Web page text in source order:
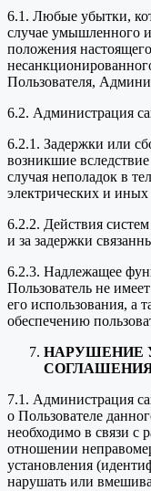
6.1. Любые убытки,
случае умышленного
положения
Пользователя,
6.2. Администрация
6.2.1. Задержки или
возникшие
случая неполадок в
электрических и
6.2.2. Действия
и за задержки
6.2.3. Надлежащее
Пользователь не
его использования, а
обеспечению
НАРУШЕНИЕ
7.1. Администрация
о Пользователе
необходимо в связи с
отношении
установления
нарушать или